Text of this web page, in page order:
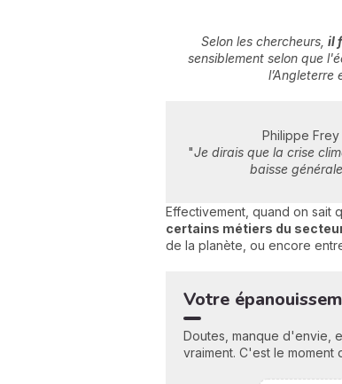
Selon les chercheurs, il
sensiblement selon que
Philippe
"Je dirais que la crise
baisse
Effectivement, quand on sait
certains métiers du
de la planète, ou encore
Votre
Doutes, manque d'envie,
vraiment. C'est le